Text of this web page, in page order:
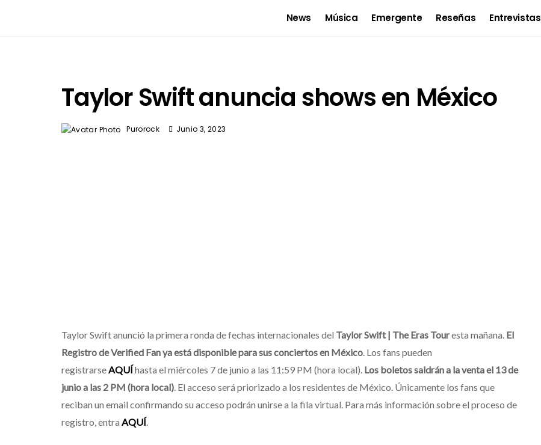
News Música Emergente Reseñas Entrevistas
Taylor Swift anuncia shows en México
Purorock Junio 3, 2023
Taylor Swift anunció la primera ronda de fechas internacionales del Taylor Swift | The Eras Touresta mañana. El
Registro de Verified Fan ya está disponible para sus conciertos en México. Los fans pueden
registrarseAQUÍhasta el miércoles 7 de junio a las 11:59 PM (hora local). Los boletos saldrán a la venta el 13 de
junio a las 2 PM (hora local). El acceso será priorizado a los residentes de México. Únicamente los fans que
reciban un email confirmando su acceso podrán unirse a la fila virtual. Para más información sobre el proceso de
registro, entra AQUÍ.